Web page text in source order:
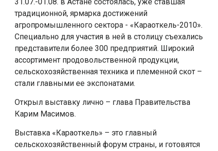
традиционной, ярмарка достижений
агропромышленного сектора - «Караоткель-2010».
Специально для участия в ней в столицу съехались
представители более 300 предприятий. Широкий
ассортимент продовольственной продукции,
сельскохозяйственная техника и племенной скот –
стали главными ее экспонатами.
Открыл выставку лично – глава Правительства
Карим Масимов.
Выставка «Караоткель» – это главный
сельскохозяйственный форум страны, и готовятся